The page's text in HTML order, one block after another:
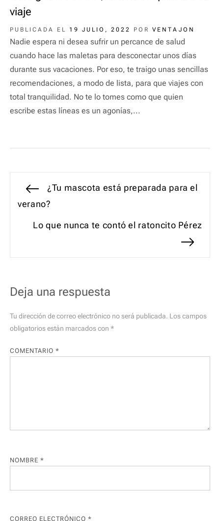
viaje
PUBLICADA EL 19 JULIO, 2022 POR VENTAJON
Nadie espera ni desea sufrir un percance de salud
cuando hace las maletas para desconectar unos días
durante sus vacaciones. Por eso, te traigo unas sencillas
recomendaciones, a modo de lista, para que viajes con
total tranquilidad. No te lo tomes como que quien
escribe estas líneas es un agonías,...
Navegación
de
entradas
Entrada
anterior:
¿Tu mascota está preparada para el
verano?
Entrada
Lo que nunca te contó el ratoncito Pérez
Deja una respuesta
Tu dirección de correo electrónico no será publicada. Los campos
obligatorios están marcados con *
COMENTARIO *
NOMBRE *
CORREO ELECTRÓNICO *